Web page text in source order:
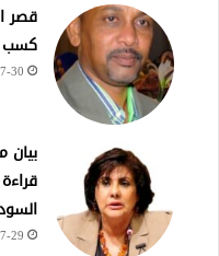
قصر
كسب
30
بيان
29